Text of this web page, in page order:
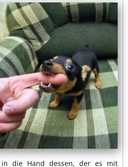
die Hand dessen, der es mit